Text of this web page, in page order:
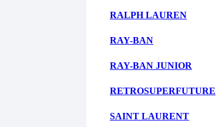
RALPH LAUREN
RAY-BAN
RAY-BAN JUNIOR
RETROSUPERFUTURE
SAINT LAURENT